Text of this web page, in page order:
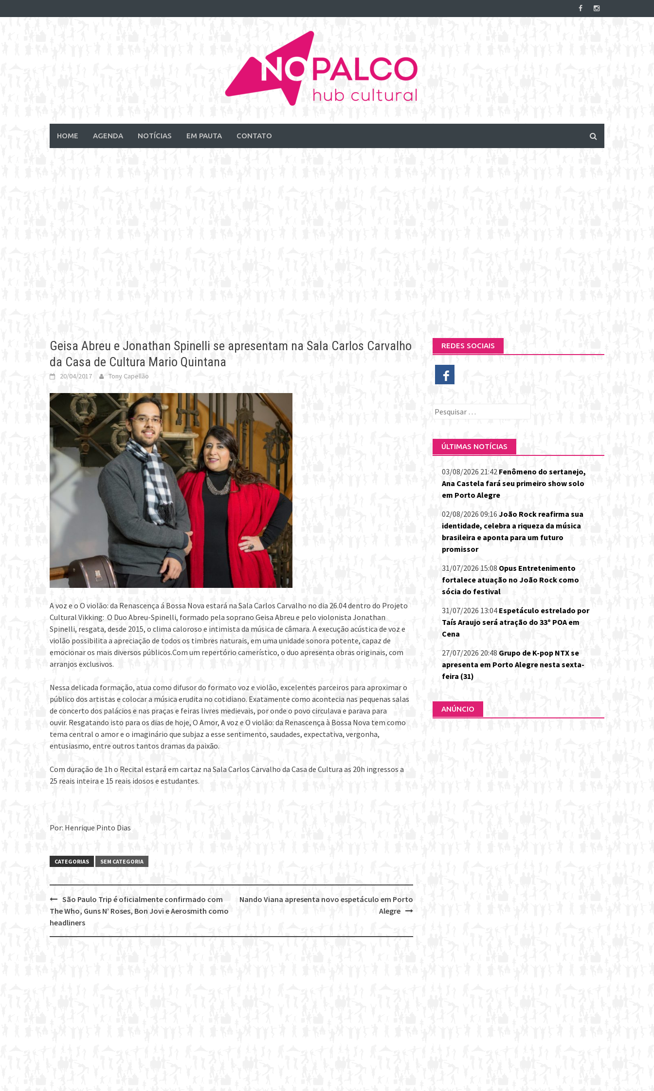
to
HOME AGENDA NOTÍCIAS EM PAUTA CONTATO
Geisa Abreu e Jonathan Spinelli se apresentam na Sala Carlos Carvalho
da Casa de Cultura Mario Quintana
20/04/2017 Tony Capellão
A voz e o O violão: da Renascença á Bossa Nova estará na Sala Carlos Carvalho no dia 26.04 dentro do Projeto
Cultural Vikking: O Duo Abreu-Spinelli, formado pela soprano Geisa Abreu e pelo violonista Jonathan
Spinelli, resgata, desde 2015, o clima caloroso e intimista da música de câmara. A execução acústica de voz e
violão possibilita a apreciação de todos os timbres naturais, em uma unidade sonora potente, capaz de
emocionar os mais diversos públicos.Com um repertório camerístico, o duo apresenta obras originais, com
arranjos exclusivos.
Nessa delicada formação, atua como difusor do formato voz e violão, excelentes parceiros para aproximar o
público dos artistas e colocar a música erudita no cotidiano. Exatamente como acontecia nas pequenas salas
de concerto dos palácios e nas praças e feiras livres medievais, por onde o povo circulava e parava para
ouvir. Resgatando isto para os dias de hoje, O Amor, A voz e O violão: da Renascença à Bossa Nova tem como
tema central o amor e o imaginário que subjaz a esse sentimento, saudades, expectativa, vergonha,
entusiasmo, entre outros tantos dramas da paixão.
Com duração de 1h o Recital estará em cartaz na Sala Carlos Carvalho da Casa de Cultura as 20h ingressos a
25 reais inteira e 15 reais idosos e estudantes.
Por: Henrique Pinto Dias
CATEGORIAS SEM CATEGORIA
Post
navigation
Nando Viana apresenta novo espetáculo em Porto
Alegre
São Paulo Trip é oficialmente confirmado com
The Who, Guns N’ Roses, Bon Jovi e Aerosmith como
headliners
REDES SOCIAIS
Pesquisar
ÚLTIMAS NOTÍCIAS
03/08/2026 21:42 Fenômeno do sertanejo,
Ana Castela fará seu primeiro show solo
em Porto Alegre
02/08/2026 09:16 João Rock reafirma sua
identidade, celebra a riqueza da música
brasileira e aponta para um futuro
promissor
31/07/2026 15:08 Opus Entretenimento
fortalece atuação no João Rock como
sócia do festival
31/07/2026 13:04 Espetáculo estrelado por
Taís Araujo será atração do 33º POA em
Cena
27/07/2026 20:48 Grupo de K-pop NTX se
apresenta em Porto Alegre nesta sexta-
feira (31)
ANÚNCIO